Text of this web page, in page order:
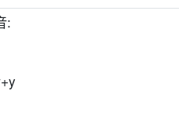
: